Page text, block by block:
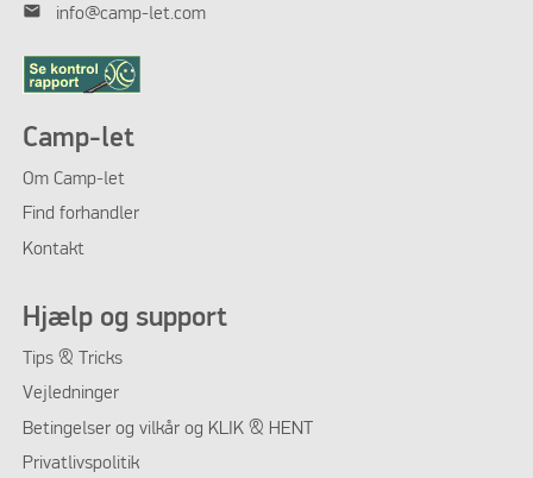
mail info@camp-let.com
Camp-let
Om Camp-let
Find forhandler
Kontakt
Hjælp og support
Tips & Tricks
Vejledninger
Betingelser og vilkår og KLIK & HENT
Privatlivspolitik